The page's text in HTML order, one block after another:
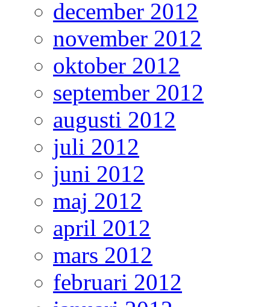
december 2012
november 2012
oktober 2012
september 2012
augusti 2012
juli 2012
juni 2012
maj 2012
april 2012
mars 2012
februari 2012